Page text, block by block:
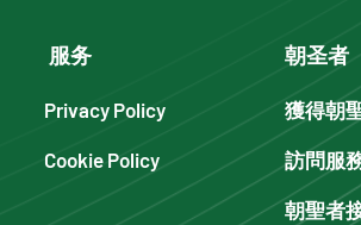
服务
Privacy Policy
Cookie Policy
朝圣者
獲得朝
訪問服
朝聖者